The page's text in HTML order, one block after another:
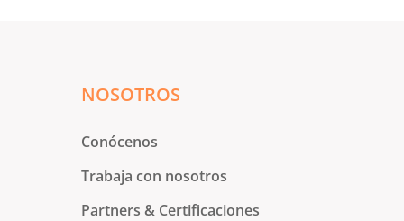
NOSOTROS
Conócenos
Trabaja con nosotros
Partners & Certificaciones